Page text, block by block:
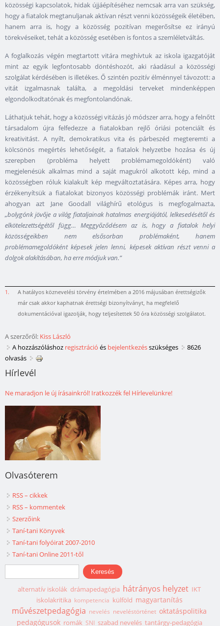
közösségi kapcsolatok, hidak újjáépítéséhez nemcsak arra van szükség,
hogy a fiatalok megtanuljanak aktívan részt venni közösségeik életében,
hanem arra is, hogy a közösség pozitívan megerősítse ez irányú
törekvéseiket, tehát a közösség esetében is fontos a szemléletváltás.
A foglalkozás végén megtartott vitára meghívtuk az iskola igazgatóját
mint az egyik legfontosabb döntéshozót, aki ráadásul a közösségi
szolgálat kérdésében is illetékes. Ő szintén pozitív élménnyel távozott: a
vitát izgalmasnak találta, a megoldási terveket mindenképpen
elgondolkodtatónak és megfontolandónak.
Láthatjuk tehát, hogy a közösségi vitázás jó módszer arra, hogy a felnőtt
társadalom újra felfedezze a fiatalokban rejlő óriási potenciált és
kreativitást. A nyílt, demokratikus vita és párbeszéd megteremti a
kölcsönös megértés lehetőségét, a fiatalok helyzetbe hozása és új
szerepben (probléma helyett problémamegoldóként) való
megjelenésük alkalmas mind a saját magukról alkotott kép, mind a
közösségben róluk kialakult kép megváltoztatására. Képes arra, hogy
érzékenyítsük a fiatalokat bizonyos közösségi problémák iránt. Mert
ahogyan azt Jane Goodall világhírű etológus is megfogalmazta,
„bolygónk jövője a világ fiataljainak hatalmas energiájától, lelkesedésétől és
elkötelezettségétől függ… Meggyőződésem az is, hogy a fiatalok helyi
közösségeikben nem elsősorban problémaként, hanem
problémamegoldóként képesek jelen lenni, képesek aktívan részt venni a
dolgok alakításában, ha erre módjuk van.”
1.
A hatályos köznevelési törvény értelmében a 2016 májusában érettségizők
már csak akkor kaphatnak érettségi bizonyítványt, ha megfelelő
dokumentációval igazolják, hogy teljesítettek 50 óra közösségi szolgálatot.
A szerzőről: Kiss László
A hozzászóláshoz regisztráció és bejelentkezésszükséges
8626
olvasás
Hírlevél
Ne maradjon le új írásainkról! Iratkozzék fel Hírlevelünkre!
Olvasóterem
RSS – cikkek
RSS – kommentek
Szerzőink
Taní-tani Könyvek
Taní-tani folyóirat 2007-2010
Taní-tani Online 2011-től
Keresés űrlap
Keresés
alternatív iskolák drámapedagógia hátrányos helyzet IKT
iskolakritika kompetencia külföld magyartanítás
művészetpedagógia nevelés neveléstörténet oktatáspolitika
pedagógusok romák SNI szabad nevelés tantárgy-pedagógia